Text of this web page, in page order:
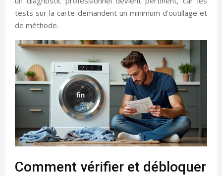
tests sur la carte demandent un minimum d’outillage et
de méthode.
Comment vérifier et débloquer